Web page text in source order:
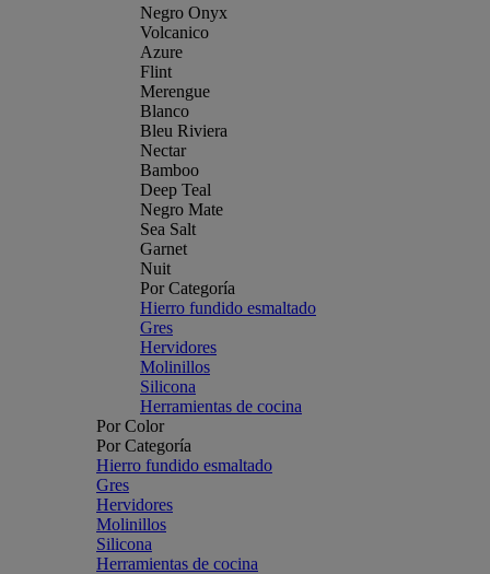
Negro Onyx
Volcanico
Azure
Flint
Merengue
Blanco
Bleu Riviera
Nectar
Bamboo
Deep Teal
Negro Mate
Sea Salt
Garnet
Nuit
Por Categoría
Hierro fundido esmaltado
Gres
Hervidores
Molinillos
Silicona
Herramientas de cocina
Por Color
Por Categoría
Hierro fundido esmaltado
Gres
Hervidores
Molinillos
Silicona
Herramientas de cocina